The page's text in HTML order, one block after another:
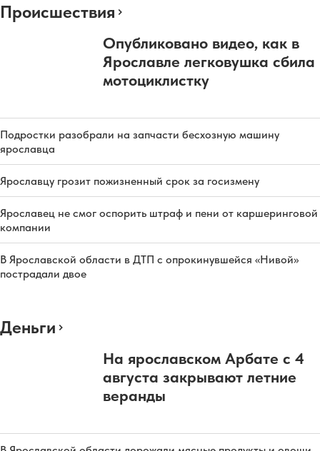
Происшествия
Опубликовано видео, как в
Ярославле легковушка сбила
мотоциклистку
Подростки разобрали на запчасти бесхозную машину
ярославца
Ярославцу грозит пожизненный срок за госизмену
Ярославец не смог оспорить штраф и пени от каршеринговой
компании
В Ярославской области в ДТП с опрокинувшейся «Нивой»
пострадали двое
Деньги
На ярославском Арбате с 4
августа закрывают летние
веранды